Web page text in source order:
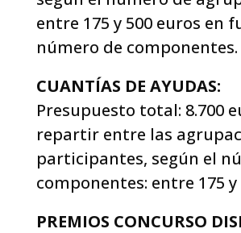
entre 175 y 500 euros en
número de componentes.
CUANTÍAS DE AYUDAS:
Presupuesto total: 8.700
repartir entre las
participantes, según el
componentes: entre 175 y
PREMIOS CONCURSO